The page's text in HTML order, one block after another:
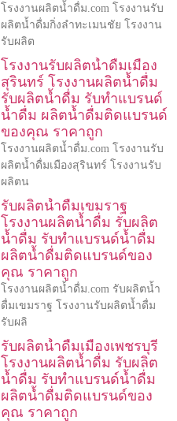
โรงงานผลิตน้ำดื่ม.com โรงงานรับ
ผลิตน้ำดื่มกิ่งลำทะเมนชัย โรงงาน
รับผลิต
โรงงานรับผลิตน้ำดื่มเมือง
สุรินทร์ โรงงานผลิตน้ำดื่ม
รับผลิตน้ำดื่ม รับทำแบรนด์
น้ำดื่ม ผลิตน้ำดื่มติดแบรนด์
ของคุณ ราคาถูก
โรงงานผลิตน้ำดื่ม.com โรงงานรับ
ผลิตน้ำดื่มเมืองสุรินทร์ โรงงานรับ
ผลิตน
รับผลิตน้ำดื่มเขมราฐ
โรงงานผลิตน้ำดื่ม รับผลิต
น้ำดื่ม รับทำแบรนด์น้ำดื่ม
ผลิตน้ำดื่มติดแบรนด์ของ
คุณ ราคาถูก
โรงงานผลิตน้ำดื่ม.com รับผลิตน้ำ
ดื่มเขมราฐ โรงงานรับผลิตน้ำดื่ม
รับผลิ
รับผลิตน้ำดื่มเมืองเพชรบุรี
โรงงานผลิตน้ำดื่ม รับผลิต
น้ำดื่ม รับทำแบรนด์น้ำดื่ม
ผลิตน้ำดื่มติดแบรนด์ของ
คุณ ราคาถูก